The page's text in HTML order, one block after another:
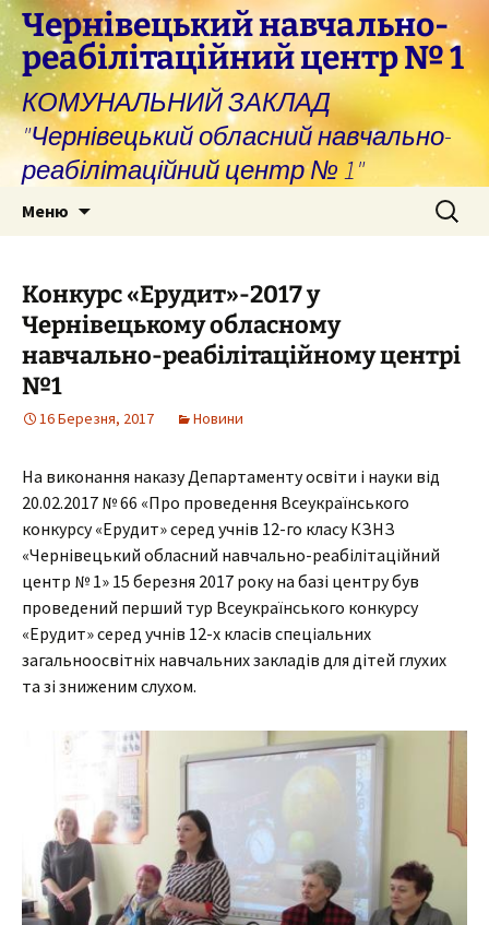
Перейти
до
вмісту
Чернівецький навчально-
реабілітаційний центр № 1
КОМУНАЛЬНИЙ ЗАКЛАД
"Чернівецький обласний навчально-
реабілітаційний центр № 1"
Меню Пошук:
Конкурс «Ерудит»-2017 у
Чернівецькому обласному
навчально-реабілітаційному центрі
№1
16 Березня, 2017 Новини
На виконання наказу Департаменту освіти і науки від
20.02.2017 № 66 «Про проведення Всеукраїнського
конкурсу «Ерудит» серед учнів 12-го класу КЗНЗ
«Чернівецький обласний навчально-реабілітаційний
центр № 1» 15 березня 2017 року на базі центру був
проведений перший тур Всеукраїнського конкурсу
«Ерудит» серед учнів 12-х класів спеціальних
загальноосвітніх навчальних закладів для дітей глухих
та зі зниженим слухом.